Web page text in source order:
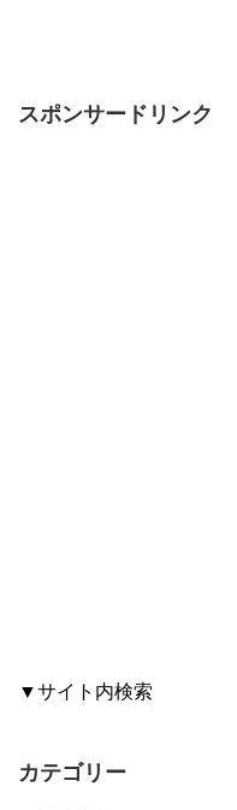
スポンサードリンク
▼サイト内検索
カテゴリー